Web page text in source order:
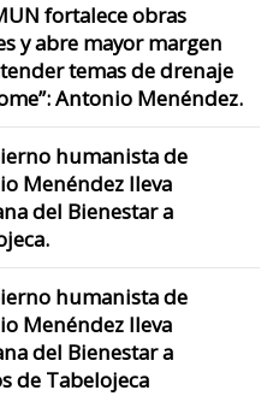
fortalece obras
y abre mayor margen
temas de drenaje
Antonio Menéndez.
humanista de
Menéndez lleva
del Bienestar a
humanista de
Menéndez lleva
del Bienestar a
de Tabelojeca